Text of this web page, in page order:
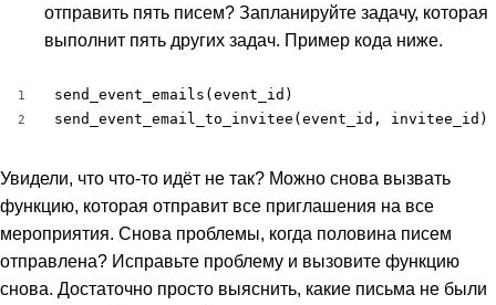
отправить пять писем? Запланируйте задачу, которая
выполнит пять других задач. Пример кода ниже.
1
2
send_event_emails(event_id)
send_event_email_to_invitee(event_id, invitee_id)
Увидели, что что-то идёт не так? Можно снова вызвать
функцию, которая отправит все приглашения на все
мероприятия. Снова проблемы, когда половина писем
отправлена? Исправьте проблему и вызовите функцию
снова. Достаточно просто выяснить, какие письма не были